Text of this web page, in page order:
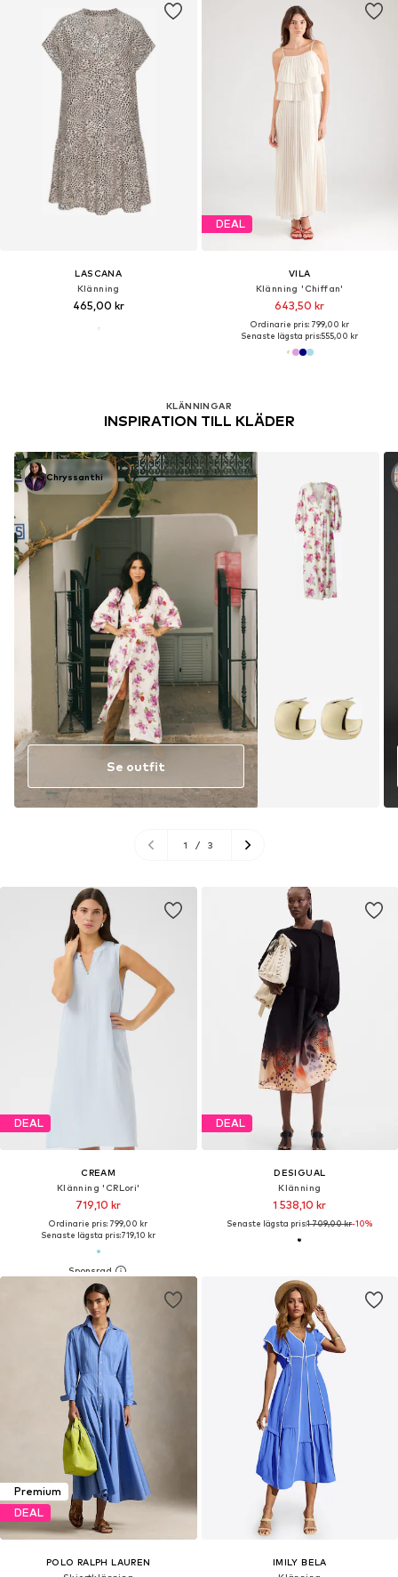
LASCANA
Klänning
465,00 kr
DEAL
VILA
Klänning 'Chiffan'
643,50 kr
Ordinarie pris: 799,00 kr
Senaste lägsta pris:555,00 kr
DEAL
CREAM
Klänning 'CRLori'
719,10 kr
Ordinarie pris: 799,00 kr
Senaste lägsta pris:719,10 kr
DEAL
DESIGUAL
Klänning
1 538,10 kr
Senaste lägsta pris:1 709,00 kr-10%
Premium
DEAL
POLO RALPH LAUREN
KLÄNNINGAR
INSPIRATION TILL KLÄDER
Chryssanthi
Se outfit
1 / 3
IMILY BELA